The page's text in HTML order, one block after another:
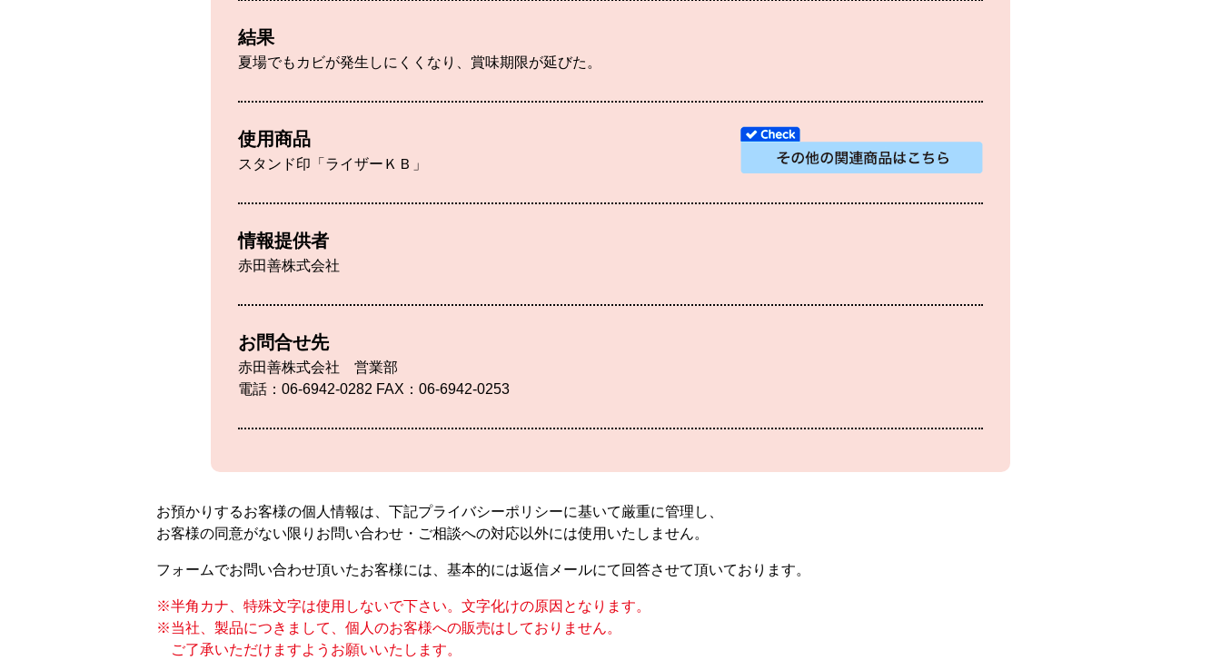
結果
夏場でもカビが発生しにくくなり、賞味期限が延びた。
使用商品
スタンド印「ライザーＫＢ」
情報提供者
赤田善株式会社
お問合せ先
赤田善株式会社 営業部
電話：06-6942-0282 FAX：06-6942-0253
お預かりするお客様の個人情報は、下記プライバシーポリシーに基いて厳重に管理し、
お客様の同意がない限りお問い合わせ・ご相談への対応以外には使用いたしません。
フォームでお問い合わせ頂いたお客様には、基本的には返信メールにて回答させて頂いております。
半角カナ、特殊文字は使用しないで下さい。文字化けの原因となります。
当社、製品につきまして、個人のお客様への販売はしておりません。
ご了承いただけますようお願いいたします。